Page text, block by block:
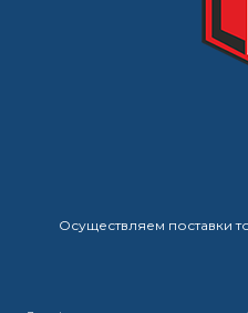
Какая бывает
Для чего
Можно ли красить
Осуществляем поставки